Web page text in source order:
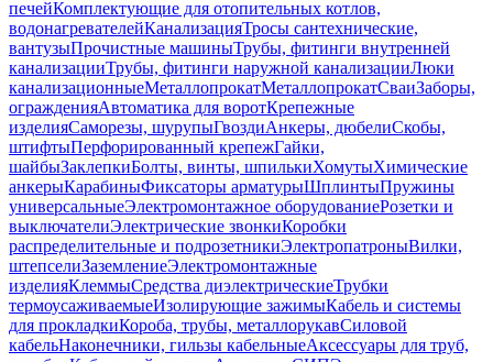
печейКомплектующие для отопительных котлов,
водонагревателейКанализацияТросы сантехнические,
вантузыПрочистные машиныТрубы, фитинги внутренней
канализацииТрубы, фитинги наружной канализацииЛюки
канализационныеМеталлопрокатМеталлопрокатСваиЗаборы,
огражденияАвтоматика для воротКрепежные
изделияСаморезы, шурупыГвоздиАнкеры, дюбелиСкобы,
штифтыПерфорированный крепежГайки,
шайбыЗаклепкиБолты, винты, шпилькиХомутыХимические
анкерыКарабиныФиксаторы арматурыШплинтыПружины
универсальныеЭлектромонтажное оборудованиеРозетки и
выключателиЭлектрические звонкиКоробки
распределительные и подрозетникиЭлектропатроныВилки,
штепселиЗаземлениеЭлектромонтажные
изделияКлеммыСредства диэлектрическиеТрубки
термоусаживаемыеИзолирующие зажимыКабель и системы
для прокладкиКороба, трубы, металлорукавСиловой
кабельНаконечники, гильзы кабельныеАксессуары для труб,